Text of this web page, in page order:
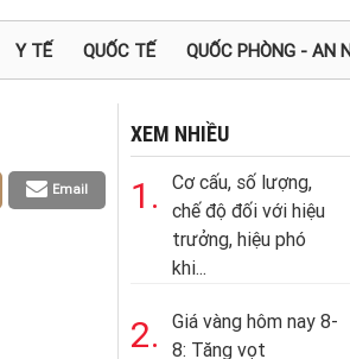
Y TẾ QUỐC TẾ QUỐC PHÒNG - AN
Email
XEM NHIỀU
1.
Cơ cấu, số lượng,
chế độ đối với hiệu
trưởng, hiệu phó
khi...
2.
Giá vàng hôm nay 8-
8: Tăng vọt